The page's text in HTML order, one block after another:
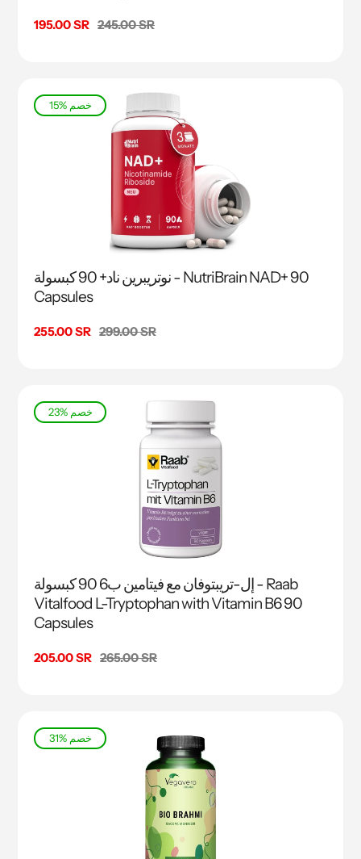
سعر
195.00 SR السعر
245.00 SR
15% خصم
نوتريبرين ناد+ 90 كبسولة - NutriBrain NAD+ 90
Capsules
سعر
255.00 SR السعر
299.00 SR
23% خصم
إل-تريبتوفان مع فيتامين ب6 ‏90 كبسولة - Raab
Vitalfood L-Tryptophan with Vitamin B6 90
Capsules
سعر
205.00 SR السعر
265.00 SR
31% خصم